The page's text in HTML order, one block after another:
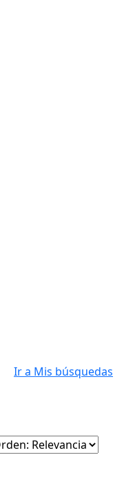
Ir a Mis búsquedas